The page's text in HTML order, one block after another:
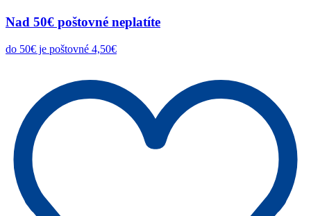
Nad 50€ poštovné neplatíte
do 50€ je poštovné 4,50€